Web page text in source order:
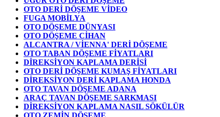
OTO DERİ DÖŞEME VİDEO
FUGA MOBİLYA
OTO DÖŞEME DÜNYASI
OTO DÖŞEME CİHAN
ALCANTRA / VİENNA' DERİ DÖŞEME
OTO TABAN DÖŞEME FİYATLARI
DİREKSİYON KAPLAMA DERİSİ
OTO DERİ DÖŞEME KUMAŞ FİYATLARI
DİREKSİYON DERİ KAPLAMA HONDA
OTO TAVAN DÖŞEME ADANA
ARAÇ TAVAN DÖŞEME SARKMASI
DİREKSİYON KAPLAMA NASIL SÖKÜLÜR
OTO ZEMİN DÖŞEME